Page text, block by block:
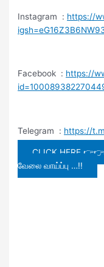
Instagram : https://
Facebook : https://
Telegram : https://
CLICK HERE
வேலை வாய்ப்பு …!!